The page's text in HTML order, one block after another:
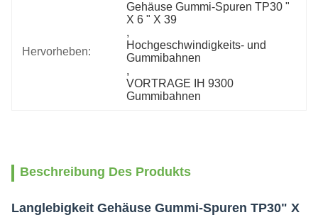
Hervorheben:
Gehäuse Gummi-Spuren TP30 "
X 6 " X 39
,
Hochgeschwindigkeits- und
Gummibahnen
,
VORTRAGE IH 9300
Gummibahnen
Beschreibung Des Produkts
Langlebigkeit Gehäuse Gummi-Spuren TP30" X